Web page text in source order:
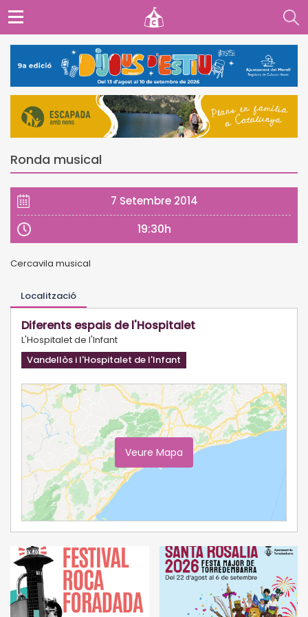
Ronda musical
7 Setembre 2014
19:30h
Cercavila musical
Localització
Diferents espais de l'Hospitalet
L'Hospitalet de l'Infant
Vandellòs i l'Hospitalet de l'Infant
Veure Mapa